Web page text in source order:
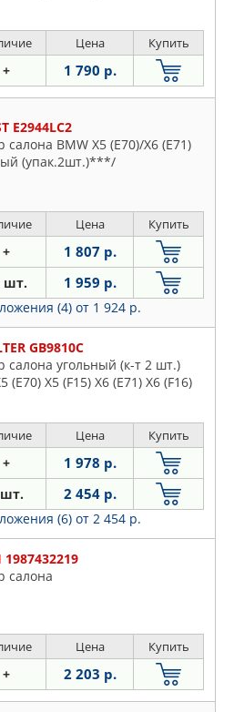
Цена Купить
+ 1 790 р.
E2944LC2
салона BMW X5 (E70)/X6 (E71)
(упак.2шт.)***/
Цена Купить
+ 1 807 р.
шт. 1 959 р.
(4) от 1 924 р.
GB9810C
салона угольный (к-т 2 шт.)
(E70) X5 (F15) X6 (E71) X6 (F16)
Цена Купить
+ 1 978 р.
2 454 р.
(6) от 2 454 р.
1987432219
салона
Цена Купить
+ 2 203 р.